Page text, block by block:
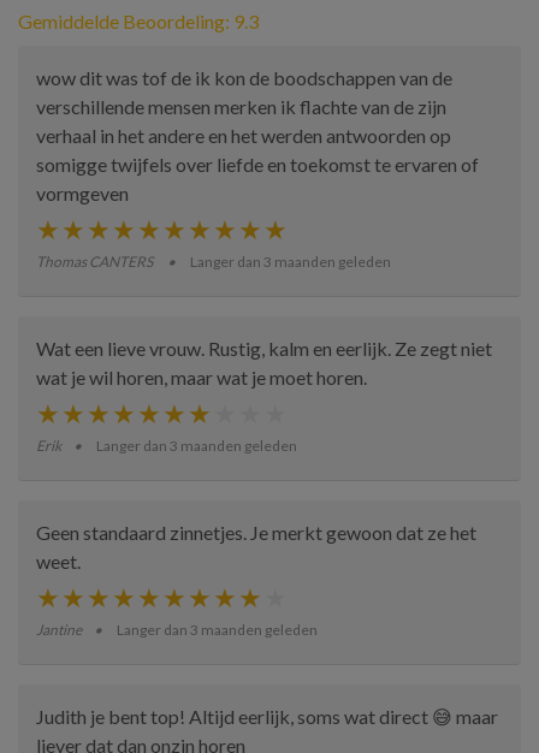
Gemiddelde Beoordeling: 9.3
wow dit was tof de ik kon de boodschappen van de
verschillende mensen merken ik flachte van de zijn
verhaal in het andere en het werden antwoorden op
somigge twijfels over liefde en toekomst te ervaren of
vormgeven
Thomas CANTERS Langer dan 3 maanden geleden
Wat een lieve vrouw. Rustig, kalm en eerlijk. Ze zegt niet
wat je wil horen, maar wat je moet horen.
Erik Langer dan 3 maanden geleden
Geen standaard zinnetjes. Je merkt gewoon dat ze het
weet.
Jantine Langer dan 3 maanden geleden
Judith je bent top! Altijd eerlijk, soms wat direct 😅 maar
liever dat dan onzin horen